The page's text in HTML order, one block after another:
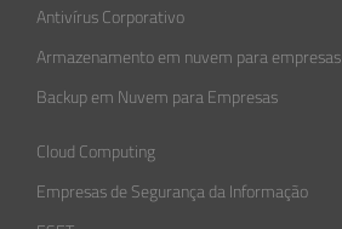
Antivírus Corporativo
Armazenamento em nuvem para empresas
Backup em Nuvem para Empresas
Cloud Computing
Empresas de Segurança da Informação​